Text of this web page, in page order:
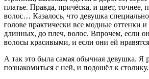
платье. Правда, причёска, и цвет, точнее,
волос… Казалось, что девушка
голове практически все модные оттенки и
длинных, до плеч, волос. Впрочем, если
волосы красивыми, и если они ей
А так это была самая обычная девушка. Я
познакомиться с ней, и подошёл к столику.